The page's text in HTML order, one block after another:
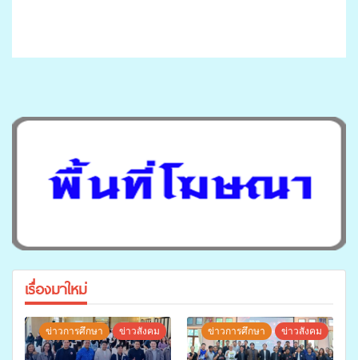
เรื่องมาใหม่
ข่าวการศึกษา ข่าวสังคม ข่าวการศึกษา ข่าวสังคม